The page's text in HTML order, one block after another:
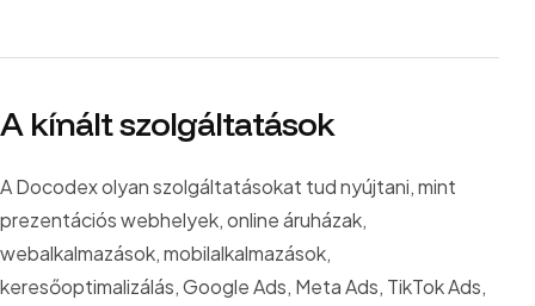
A kínált szolgáltatások
A Docodex olyan szolgáltatásokat tud nyújtani, mint
prezentációs webhelyek, online áruházak,
webalkalmazások, mobilalkalmazások,
keresőoptimalizálás, Google Ads, Meta Ads, TikTok Ads,